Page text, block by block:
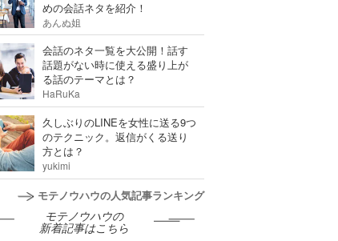
めの会話ネタを紹介！
あんぬ姐
会話のネタ一覧を大公開！話す
話題がない時に使える盛り上が
る話のテーマとは？
HaRuKa
久しぶりのLINEを女性に送る9つ
のテクニック。返信がくる送り
方とは？
yukimi
モテノウハウの人気記事ランキング
モテノウハウの
新着記事はこちら